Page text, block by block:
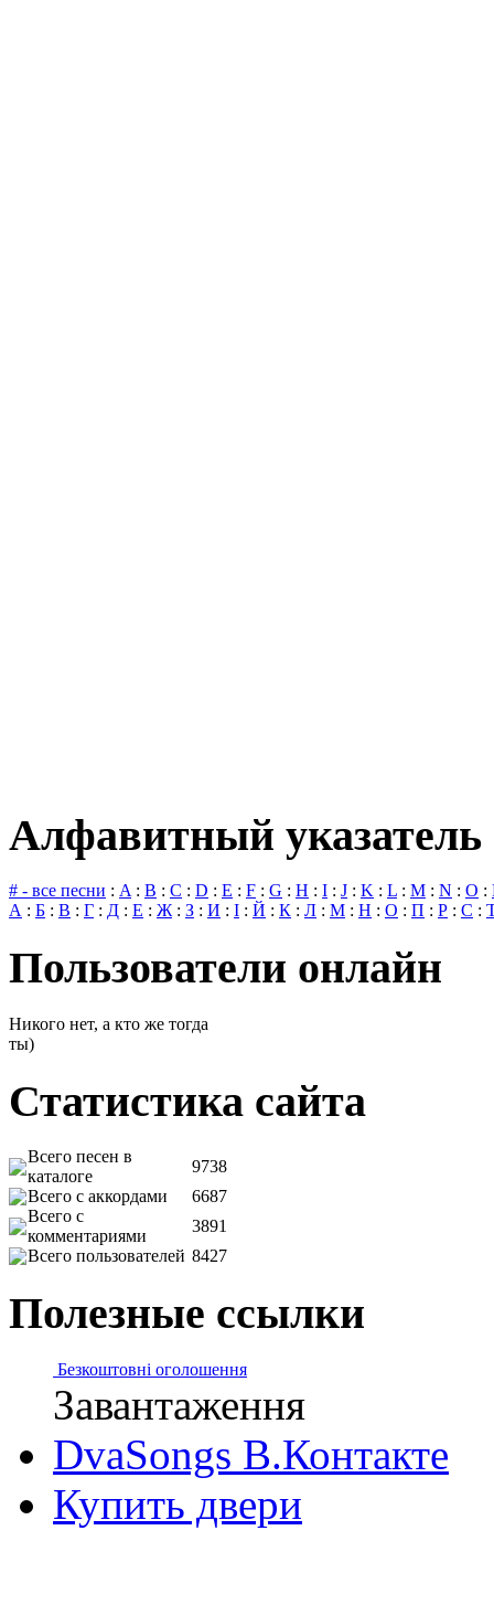
Алфавитный указатель
# - все песни : A: B : C : D : E : F : G : H : I : J : K : L : M : N : O :
А : Б : В : Г : Д : Е : Ж: З : И : І : Й : К : Л : М : Н : О : П : Р : С :
Пользователи онлайн
Никого нет, а кто же тогда
ты)
Статистика сайта
Всего песен в
каталоге
9738
Всего с аккордами
6687
Всего с
комментариями
3891
Всего пользователей 8427
Полезные ссылки
Безкоштовні оголошення
Завантаження
DvaSongs В.Контакте
Купить двери